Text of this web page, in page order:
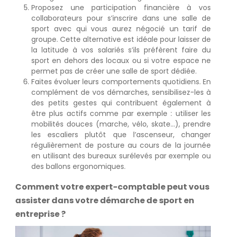
Proposez une participation financière à vos
collaborateurs pour s’inscrire dans une salle de
sport avec qui vous aurez négocié un tarif de
groupe. Cette alternative est idéale pour laisser de
la latitude à vos salariés s’ils préfèrent faire du
sport en dehors des locaux ou si votre espace ne
permet pas de créer une salle de sport dédiée.
Faites évoluer leurs comportements quotidiens. En
complément de vos démarches, sensibilisez-les à
des petits gestes qui contribuent également à
être plus actifs comme par exemple : utiliser les
mobilités douces (marche, vélo, skate…), prendre
les escaliers plutôt que l’ascenseur, changer
régulièrement de posture au cours de la journée
en utilisant des bureaux surélevés par exemple ou
des ballons ergonomiques.
Comment votre expert-comptable peut vous
assister dans votre démarche de sport en
entreprise ?